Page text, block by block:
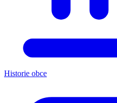
Historie obce